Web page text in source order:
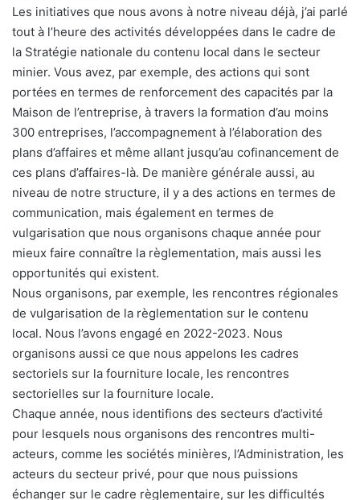
Les initiatives que nous avons à notre niveau déjà, j’ai parlé
tout à l’heure des activités développées dans le cadre de
la Stratégie nationale du contenu local dans le secteur
minier. Vous avez, par exemple, des actions qui sont
portées en termes de renforcement des capacités par la
Maison de l’entreprise, à travers la formation d’au moins
300 entreprises, l’accompagnement à l’élaboration des
plans d’affaires et même allant jusqu’au cofinancement de
ces plans d’affaires-là. De manière générale aussi, au
niveau de notre structure, il y a des actions en termes de
communication, mais également en termes de
vulgarisation que nous organisons chaque année pour
mieux faire connaître la règlementation, mais aussi les
opportunités qui existent.
Nous organisons, par exemple, les rencontres régionales
de vulgarisation de la règlementation sur le contenu
local. Nous l’avons engagé en 2022-2023. Nous
organisons aussi ce que nous appelons les cadres
sectoriels sur la fourniture locale, les rencontres
sectorielles sur la fourniture locale.
Chaque année, nous identifions des secteurs d’activité
pour lesquels nous organisons des rencontres multi-
acteurs, comme les sociétés minières, l’Administration, les
acteurs du secteur privé, pour que nous puissions
échanger sur le cadre règlementaire, sur les difficultés